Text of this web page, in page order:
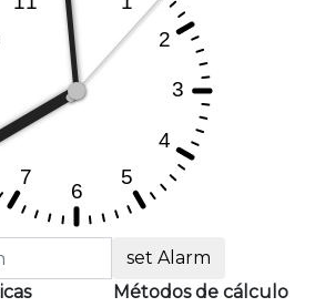
set Alarm
Métodos de cálculo